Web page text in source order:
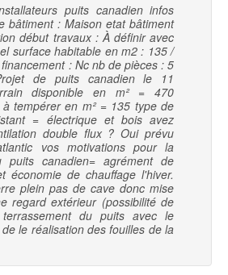
puits canadien infos
bâtiment : Maison etat bâtiment
début travaux : À définir avec
surface habitable en m2 : 135 /
: Nc nb de pièces : 5
de puits canadien le 11
disponible en m² = 470
tempérer en m² = 135 type de
= électrique et bois avez
double flux ? Oui prévu
vos motivations pour la
puits canadien= agrément de
économie de chauffage l'hiver.
plein pas de cave donc mise
regard extérieur (possibilité de
du puits avec le
le réalisation des fouilles de la